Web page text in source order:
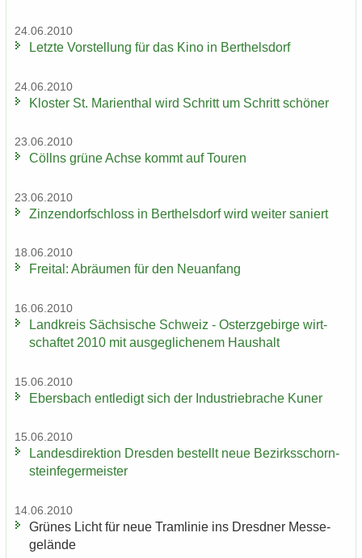
24.06.2010
Letz­te Vor­stel­lung für das Kino in Bert­hels­dorf
24.06.2010
Klos­ter St. Ma­ri­en­thal wird Schritt um Schritt schö­ner
23.06.2010
Cöll­ns grüne Achse kommt auf Tou­ren
23.06.2010
Zin­zen­dorf­schloss in Bert­hels­dorf wird wei­ter sa­niert
18.06.2010
Frei­tal: Ab­räu­men für den Neu­an­fang
16.06.2010
Land­kreis Säch­si­sche Schweiz - Ost­erz­ge­bir­ge wirt­
schaf­tet 2010 mit aus­ge­gli­che­nem Haus­halt
15.06.2010
Ebers­bach ent­le­digt sich der In­dus­trie­bra­che Kuner
15.06.2010
Lan­des­di­rek­ti­on Dres­den be­stellt neue Be­zirks­schorn­
stein­fe­ger­meis­ter
14.06.2010
Grü­nes Licht für neue Tram­li­nie ins Dresd­ner Mes­se­
ge­län­de